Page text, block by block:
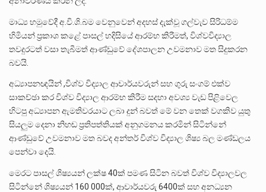
මාධ්‍ය හමුවේදී අ.වි.ශි.බම වෙනුවෙන් අදහස් දැක්වූ ගල්වැව සිරිධම්ම
හිමියන් ප්‍රකාශ කළේ පාසල් හදිසියේ ආරම්භ කිරීමත්, විශ්වවිද්‍යාල
තවදුරටත් වසා තැබීමත් ආණ්ඩුවේ දේශපාලන උවමනාව මත සිදුකරන
බවයි.
අධ්‍යාපනඥයින් ,විශ්ව විද්‍යාල ආචාර්යවරුන් සහ ගුරු සංගම් එක්ව
සාකච්ඡා කර විශ්ව විද්‍යාල ආරම්භ කිරීම සදහා අවශ්‍ය වැඩ පිළිවෙල
හිටපු අධ්‍යාපන ඇමතිවරයාට ලබා දුන් බවත් මේ වන තෙක් වගකිව යුතු
සියලුම දෙනා නිහඬ ප්‍රතිපත්තියක් අනුගමනය කරමින් සිටින්නේ
ආණ්ඩුවේ උවමනාව මත බවද අන්තර් විශ්ව විද්‍යාල ශිෂ්‍ය බල මණ්ඩලය
පෙන්වා දෙයි.
මෙරට පාසල් ශිෂ්‍යයන් ලක්ෂ 40ක් පමණ සිටින බවත් විශ්ව විද්‍යාලවල
සිටින්නේ ශිෂ්‍යයන් 160 000ක්, ආචාර්යවරු 6400ක් සහ අනධ්‍යන